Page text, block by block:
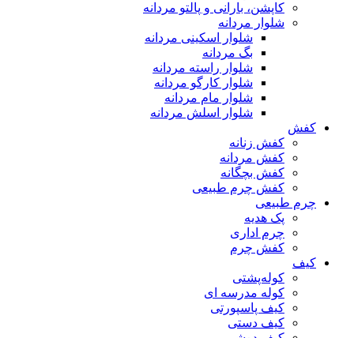
کاپشن، بارانی و پالتو مردانه
شلوار مردانه
شلوار اسکینی مردانه
بگ مردانه
شلوار راسته مردانه
شلوار کارگو مردانه
شلوار مام مردانه
شلوار اسلش مردانه
کفش
کفش زنانه
کفش مردانه
کفش بچگانه
کفش چرم طبیعی
چرم طبیعی
پک هدیه
چرم اداری
کفش چرم
کیف
کوله‌پشتی
کوله مدرسه ای
کیف پاسپورتی
کیف دستی